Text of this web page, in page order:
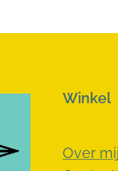
Winkel
Over mij